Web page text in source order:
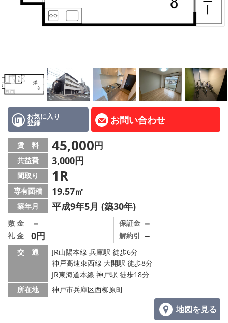
ペット飼育可能
地域から探す
地図から探す
店舗情報·アクセス
会社概要
メールでお問い合わせ
お気に入り
登録 お問い合わせ
賃 料 45,000円
共益費 3,000円
間取り 1R
専有面積 19.57㎡
築年月 平成9年5月 (築30年)
敷 金 －
礼 金 0円
保証金 －
解約引 －
交 通
JR山陽本線 兵庫駅 徒歩6分
神戸高速東西線 大開駅 徒歩8分
JR東海道本線 神戸駅 徒歩18分
所在地
神戸市兵庫区西柳原町
地図を見る